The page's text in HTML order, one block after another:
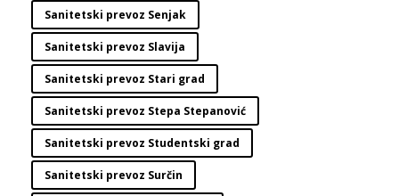
Sanitetski prevoz Senjak
Sanitetski prevoz Slavija
Sanitetski prevoz Stari grad
Sanitetski prevoz Stepa Stepanović
Sanitetski prevoz Studentski grad
Sanitetski prevoz Surčin